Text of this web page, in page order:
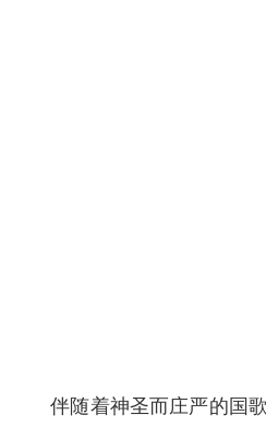
伴随着神圣而庄严的国歌